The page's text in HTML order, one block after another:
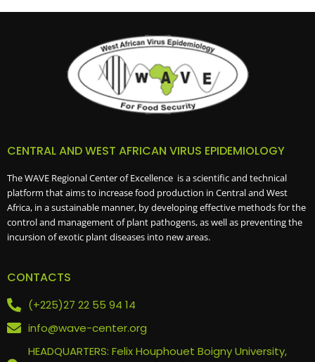
CENTRAL AND WEST AFRICAN VIRUS EPIDEMIOLOGY
The WAVE Regional Center of Excellence is a scientific and technical
platform that aims to increase food production in Central and West
Africa, in a sustainable manner, by developing effective methods for the
control and management of plant pathogens, as well as preventing the
incursion of exotic plant diseases into new areas.
CONTACTS
(+225)27 22 55 94 14
info@wave-center.org
HEADQUARTERS: Felix Houphouet Boigny University,